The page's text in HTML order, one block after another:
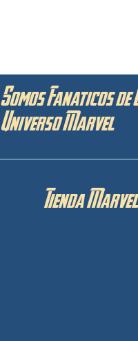
Somos Fanaticos de
Universo Marvel
Tienda